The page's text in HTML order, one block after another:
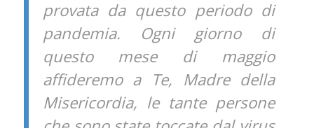
provata da questo periodo di
pandemia. Ogni giorno di
questo mese di maggio
affideremo a Te, Madre della
Misericordia, le tante persone